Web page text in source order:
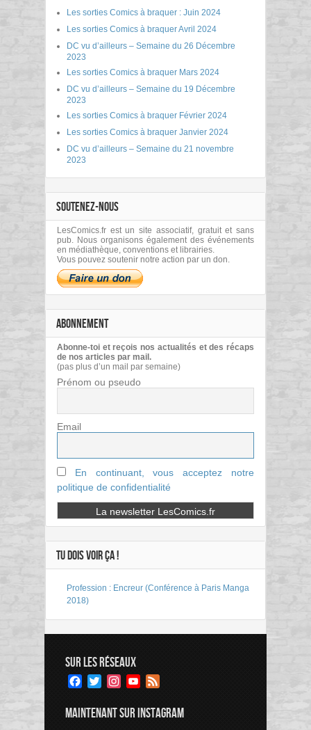
Les sorties Comics à braquer : Juin 2024
Les sorties Comics à braquer Avril 2024
DC vu d’ailleurs – Semaine du 26 Décembre
2023
Les sorties Comics à braquer Mars 2024
DC vu d’ailleurs – Semaine du 19 Décembre
2023
Les sorties Comics à braquer Février 2024
Les sorties Comics à braquer Janvier 2024
DC vu d’ailleurs – Semaine du 21 novembre
2023
SOUTENEZ-NOUS
LesComics.fr est un site associatif, gratuit et sans
pub. Nous organisons également des événements
en médiathèque, conventions et librairies.
Vous pouvez soutenir notre action par un don.
ABONNEMENT
Abonne-toi et reçois nos actualités et des récaps
de nos articles par mail.
(pas plus d’un mail par semaine)
Prénom ou pseudo
Email
En continuant, vous acceptez notre
politique de confidentialité
TU DOIS VOIR ÇA !
Profession : Encreur (Conférence à Paris Manga
2018)
SUR LES RÉSEAUX
Facebook
TwitterInstagramYouTube
MAINTENANT SUR INSTAGRAM